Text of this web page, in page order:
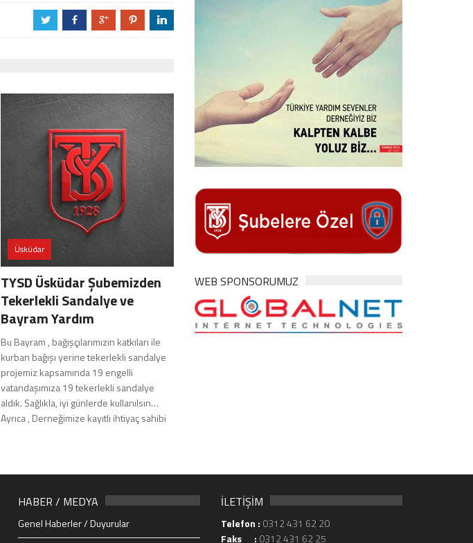
a b c d j
Üsküdar
TYSD Üsküdar Şubemizden
Tekerlekli Sandalye ve
Bayram Yardım
Bu Bayram , bağışçılarımızın katkıları ile
kurban bağışı yerine tekerlekli sandalye
projemiz kapsamında 19 engelli
vatandaşımıza 19 tekerlekli sandalye
aldık. Sağlıkla, iyi günlerde kullanılsın…
Ayrıca , Derneğimize kayıtlı ihtiyaç sahibi
WEB SPONSORUMUZ
HABER / MEDYA
Genel Haberler / Duyurular
İLETİŞİM
Telefon : 0312 431 62 20
Faks : 0312 431 62 25